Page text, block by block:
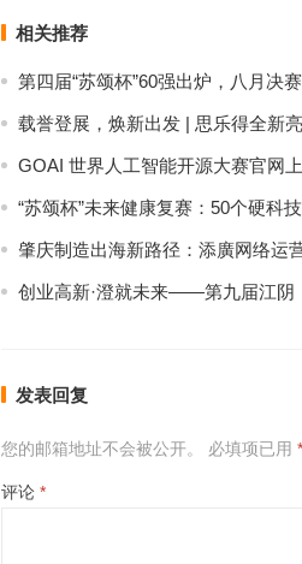
相关推荐
第四届“苏颂杯”60强出炉，八月决
载誉登展，焕新出发 | 思乐得全新
GOAI 世界人工智能开源大赛官网
“苏颂杯”未来健康复赛：50个硬科
肇庆制造出海新路径：添廣网络运
创业高新·澄就未来——第九届江阴
发表回复
您的邮箱地址不会被公开。 必填项已用 *
评论 *